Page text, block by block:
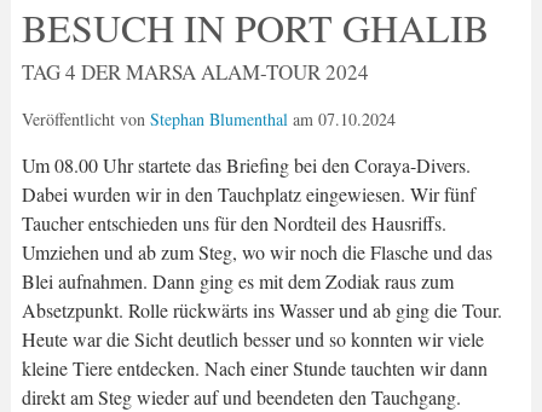
BESUCH IN PORT GHALIB
TAG 4 DER MARSA ALAM-TOUR 2024
Veröffentlicht von Stephan Blumenthalam 07.10.2024
Um 08.00 Uhr startete das Briefing bei den Coraya-Divers.
Dabei wurden wir in den Tauchplatz eingewiesen. Wir fünf
Taucher entschieden uns für den Nordteil des Hausriffs.
Umziehen und ab zum Steg, wo wir noch die Flasche und das
Blei aufnahmen. Dann ging es mit dem Zodiak raus zum
Absetzpunkt. Rolle rückwärts ins Wasser und ab ging die Tour.
Heute war die Sicht deutlich besser und so konnten wir viele
kleine Tiere entdecken. Nach einer Stunde tauchten wir dann
direkt am Steg wieder auf und beendeten den Tauchgang.